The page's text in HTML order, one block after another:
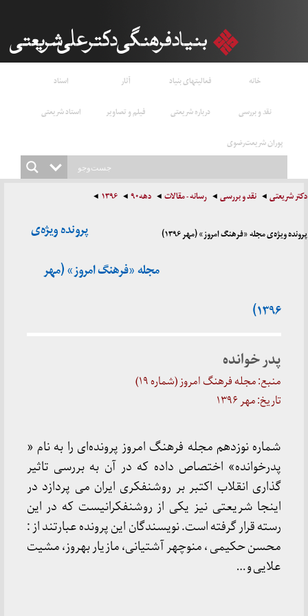
خانه فعالیتهای بنیاد آثار
اسناد
نقد و بررسی
درباره شریعتی فیلم و تصاویر
استاد شریعتی
پوران شریعت‌رضوی
دکتر شریعتی نقد و بررسی رسانه - مقالات دهه۹۰ ۱۳۹۶
پرونده ویژه‌ی مجله «فرهنگ امروز» (مهر ۱۳۹۶)
پرونده ویژه‌ی
مجله «فرهنگ امروز» (مهر
۱۳۹۶)
پدر خوانده
منبع: مجله فرهنگ امروز (شماره ۱۹)
تاریخ: مهر ۱۳۹۶
شماره نوزدهم مجله فرهنگ امروز پرونده‌ای را به نام «
پدرخوانده» اختصاص داده که در آن به بررسی تاثیر
گذاری انقلاب اکتبر بر روشنفکری ایران می پردازد در
اینجا شریعتی نیز یکی از روشنفکرانیست که در این
رسته قرار گرفته است. نویسندگان این پرونده عبارتند از :
محسن حکیمی ، منوچهر آشتیانی، مازیار بهروز، مشیت
علایی و …